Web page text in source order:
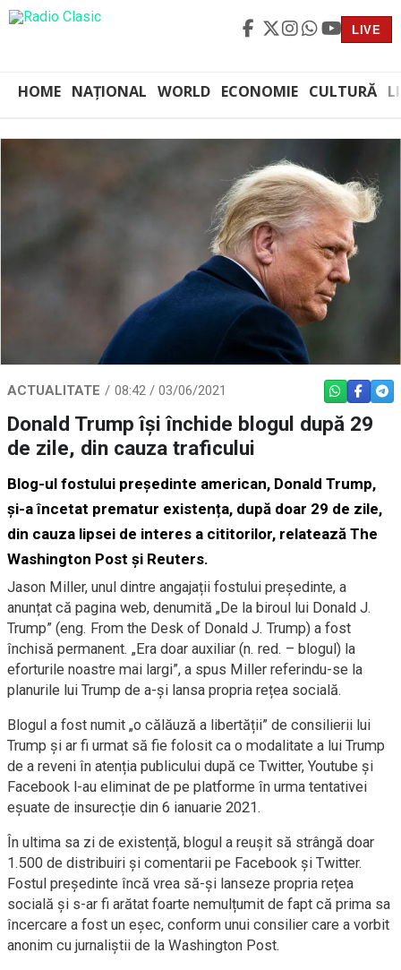
LIVE
HOME NAȚIONAL WORLD ECONOMIE CULTURĂ
ACTUALITATE 08:42 / 03/06/2021 WHATSAPP
Donald Trump își închide blogul după 29
de zile, din cauza traficului
Blog-ul fostului președinte american, Donald Trump,
și-a încetat prematur existența, după doar 29 de zile,
din cauza lipsei de interes a cititorilor, relatează The
Washington Post și Reuters.
Jason Miller, unul dintre angajații fostului președinte, a
anunțat că pagina web, denumită „De la biroul lui Donald J.
Trump” (eng. From the Desk of Donald J. Trump) a fost
închisă permanent. „Era doar auxiliar (n. red. – blogul) la
eforturile noastre mai largi”, a spus Miller referindu-se la
planurile lui Trump de a-și lansa propria rețea socială.
Blogul a fost numit „o călăuză a libertății” de consilierii lui
Trump și ar fi urmat să fie folosit ca o modalitate a lui Trump
de a reveni în atenția publicului după ce Twitter, Youtube și
Facebook l-au eliminat de pe platforme în urma tentativei
eșuate de insurecție din 6 ianuarie 2021.
În ultima sa zi de existență, blogul a reușit să strângă doar
1.500 de distribuiri și comentarii pe Facebook și Twitter.
Fostul președinte încă vrea să-și lanseze propria rețea
socială și s-ar fi arătat foarte nemulțumit de fapt că prima sa
încercare a fost un eșec, conform unui consilier care a vorbit
anonim cu jurnaliștii de la Washington Post.